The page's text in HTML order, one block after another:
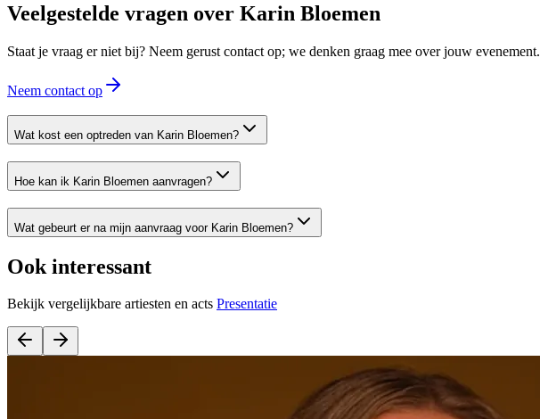
Veelgestelde vragen over Karin Bloemen
Staat je vraag er niet bij? Neem gerust contact op; we denken graag mee over jouw evenement.
Neem contact op
Wat kost een optreden van Karin Bloemen?
Hoe kan ik Karin Bloemen aanvragen?
Wat gebeurt er na mijn aanvraag voor Karin Bloemen?
Ook interessant
Bekijk vergelijkbare artiesten en acts Presentatie